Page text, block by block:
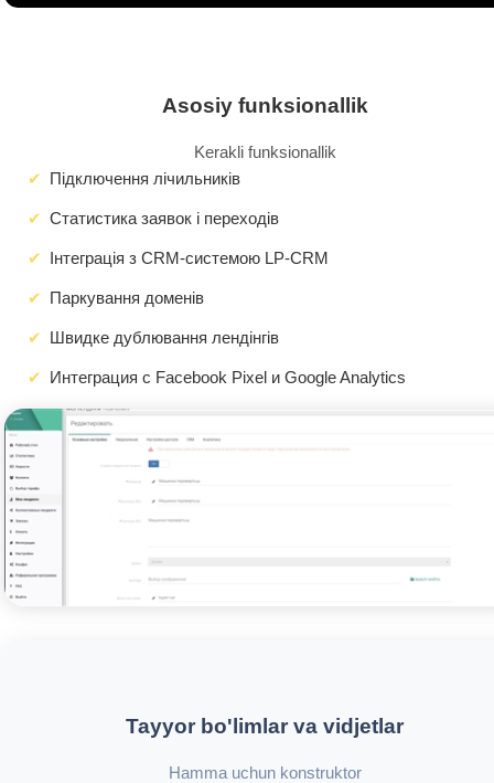
Asosiy funksionallik
Kerakli funksionallik
Підключення лічильників
Статистика заявок і переходів
Інтеграція з CRM-системою LP-CRM
Паркування доменів
Швидке дублювання лендінгів
Интеграция с Facebook Pixel и Google Analytics
Tayyor bo'limlar va vidjetlar
Hamma uchun konstruktor